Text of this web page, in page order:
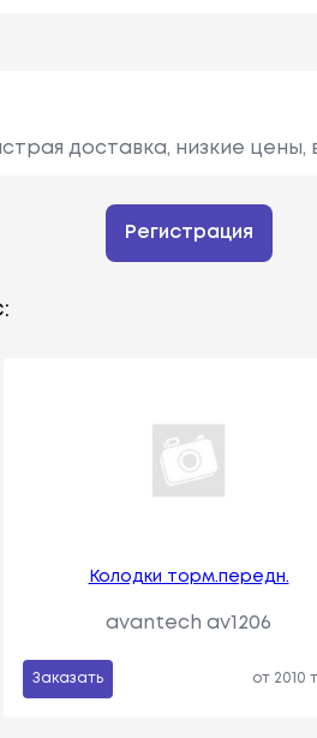
доставка, низкие
Регистрация
Колодки торм.передн.
avantech av1206
Заказать от 2010